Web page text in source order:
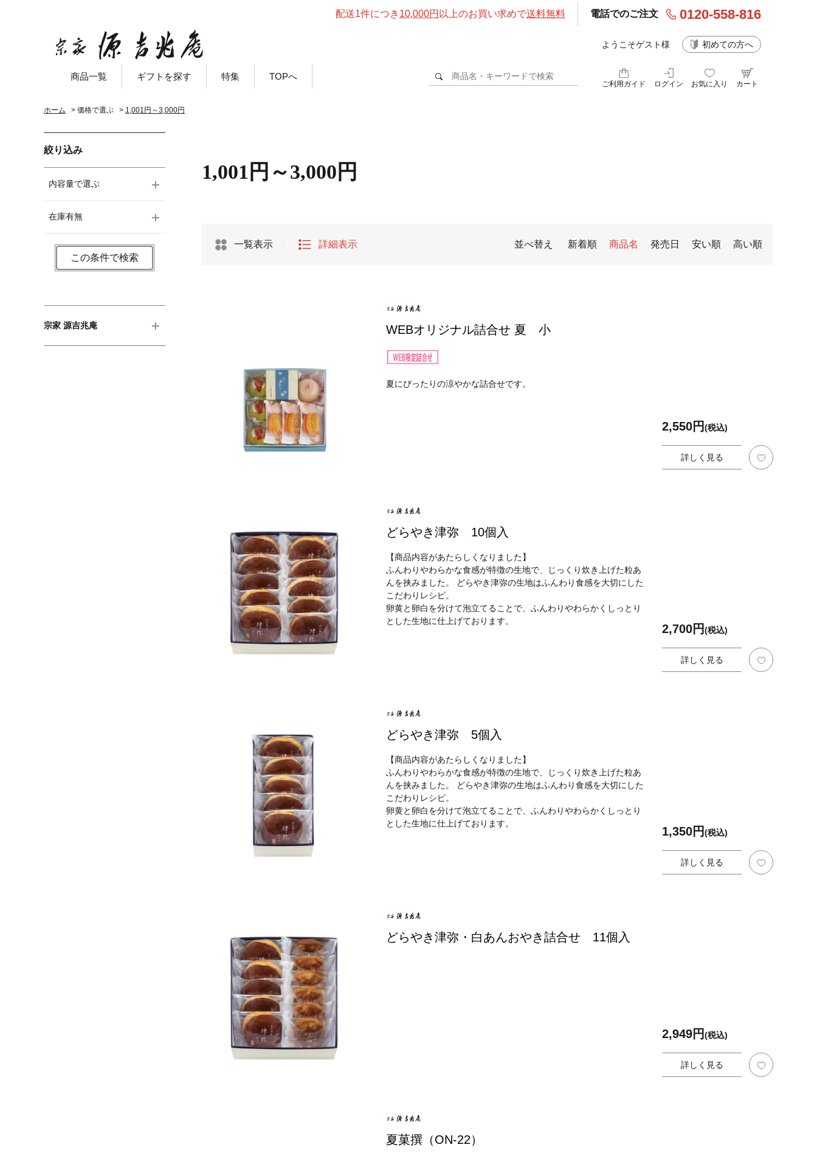
配送1件につき 10,000円 以上のお買い求めで送料無料 電話でのご注文 0120-558-816
ようこそゲスト様 初めての方へ
商品一覧 ギフトを探す 特集 TOPへ
ご利用ガイド ログイン お気に入り カート
ホーム > 価格で選ぶ > 1,001円～3,000円
絞り込み
内容量で選ぶ
在庫有無
この条件で検索
宗家 源吉兆庵
1,001円～3,000円
一覧表示 詳細表示 並べ替え 新着順 商品名 発売日 安い順 高い順
WEBオリジナル詰合せ 夏 小
夏にぴったりの涼やかな詰合せです。
2,550円(税込)
詳しく見る
どらやき津弥 10個入
【商品内容があたらしくなりました】
ふんわりやわらかな食感が特徴の生地で、じっくり炊き上げた粒あ
んを挟みました。 どらやき津弥の生地はふんわり食感を大切にした
こだわりレシピ。
卵黄と卵白を分けて泡立てることで、ふんわりやわらかくしっとり
とした生地に仕上げております。
2,700円(税込)
詳しく見る
どらやき津弥 5個入
【商品内容があたらしくなりました】
ふんわりやわらかな食感が特徴の生地で、じっくり炊き上げた粒あ
んを挟みました。 どらやき津弥の生地はふんわり食感を大切にした
こだわりレシピ。
卵黄と卵白を分けて泡立てることで、ふんわりやわらかくしっとり
とした生地に仕上げております。
1,350円(税込)
詳しく見る
どらやき津弥・白あんおやき詰合せ 11個入
2,949円(税込)
詳しく見る
夏菓撰（ON-22）